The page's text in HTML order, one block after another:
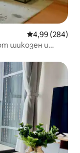
Средна
4,99 (284)
шикозен и